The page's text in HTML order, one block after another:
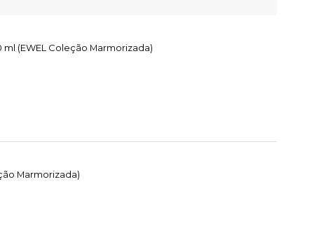
(EWEL Coleção Marmorizada)
Marmorizada)